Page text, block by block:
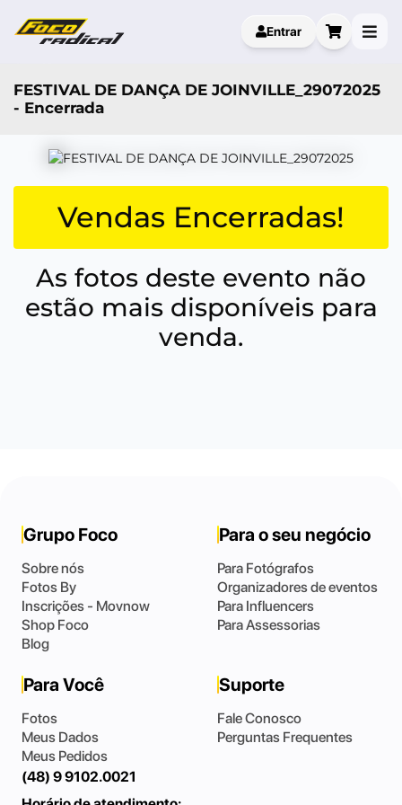
Entrar
FESTIVAL DE DANÇA DE JOINVILLE_29072025
- Encerrada
Vendas Encerradas!
As fotos deste evento não
estão mais disponíveis para
venda.
Grupo Foco
Sobre nós
Fotos By
Inscrições - Movnow
Shop Foco
Blog
Para o seu negócio
Para Fotógrafos
Organizadores de eventos
Para Influencers
Para Assessorias
Para Você
Fotos
Meus Dados
Meus Pedidos
Suporte
Fale Conosco
Perguntas Frequentes
(48) 9 9102.0021